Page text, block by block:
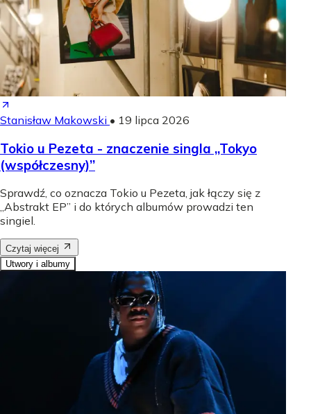
Stanisław Makowski • 19 lipca 2026
Tokio u Pezeta - znaczenie singla „Tokyo
(współczesny)”
Sprawdź, co oznacza Tokio u Pezeta, jak łączy się z
„Abstrakt EP” i do których albumów prowadzi ten
singiel.
Czytaj więcej
Utwory i albumy